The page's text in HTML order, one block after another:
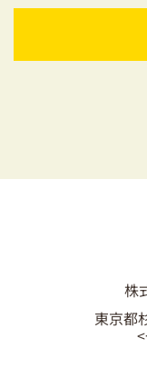
株
東京都